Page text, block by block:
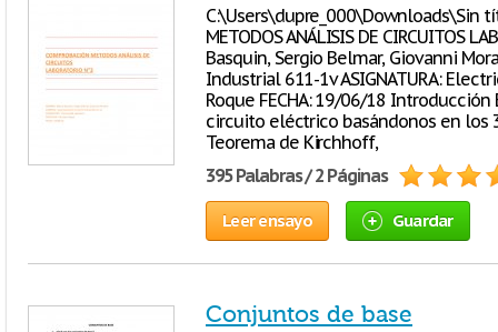
C:\Users\dupre_000\Downloads\Sin
METODOS ANÁLISIS DE CIRCUITOS
Basquin, Sergio Belmar, Giovanni
Industrial 611-1v ASIGNATURA:
Roque FECHA: 19/06/18
circuito eléctrico basándonos en los
Teorema de Kirchhoff,
395 Palabras / 2 Páginas
Leer ensayo Guardar
Conjuntos de base